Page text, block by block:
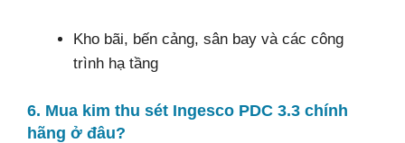
Kho bãi, bến cảng, sân bay và các công
trình hạ tầng
6. Mua kim thu sét Ingesco PDC 3.3 chính
hãng ở đâu?